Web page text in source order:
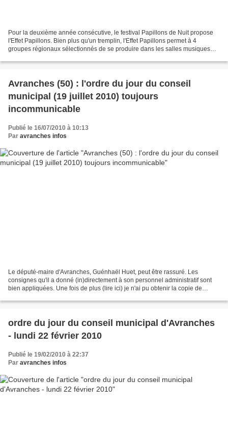
Pour la deuxième année consécutive, le festival Papillons de Nuit propose
l'Effet Papillons. Bien plus qu'un tremplin, l'Effet Papillons permet à 4
groupes régionaux sélectionnés de se produire dans les salles musiques
Avranches (50) : l'ordre du jour du conseil
municipal (19 juillet 2010) toujours
incommunicable
Publié le 16/07/2010 à 10:13
Par avranches infos
Le député-maire d'Avranches, Guénhaël Huet, peut être rassuré. Les
consignes qu'il a donné (in)directement à son personnel administratif sont
bien appliquées. Une fois de plus (lire ici) je n'ai pu obtenir la copie de
ordre du jour du conseil municipal d'Avranches
- lundi 22 février 2010
Publié le 19/02/2010 à 22:37
Par avranches infos